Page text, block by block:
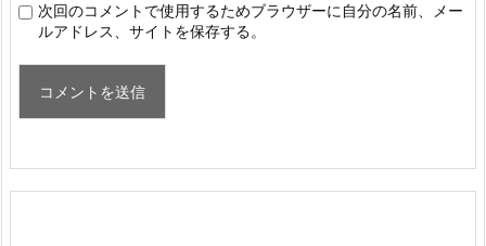
次回のコメントで使用するためブラウザーに自分の名前、メー
ルアドレス、サイトを保存する。